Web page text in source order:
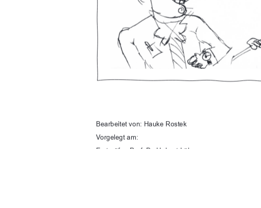
Bearbeitet von: Hauke Rostek
Vorgelegt am:
Erstprüfer: Prof. Dr. Helmut Lührs